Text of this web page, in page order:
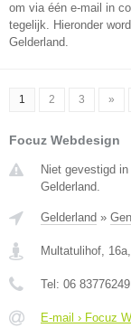
om via één e-mail in
tegelijk. Hieronder
Gelderland.
1 2 3 »
Focuz Webdesign
Niet gevestigd
Gelderland.
Gelderland »
Multatulihof, 16a,
Tel: 06 83776249
E-mail › Focuz